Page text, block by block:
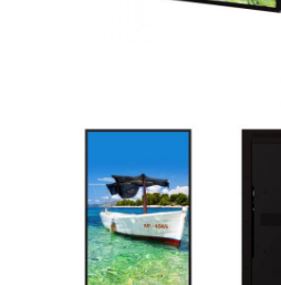
het tweezijdige lcd scherm
Openluchtlcd Vertoning